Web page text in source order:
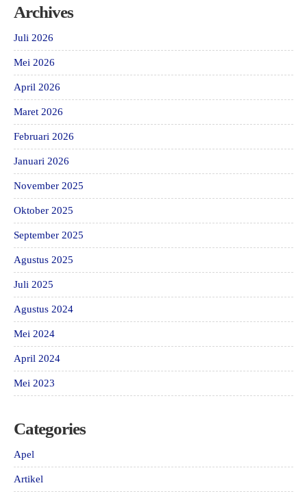
Archives
Juli 2026
Mei 2026
April 2026
Maret 2026
Februari 2026
Januari 2026
November 2025
Oktober 2025
September 2025
Agustus 2025
Juli 2025
Agustus 2024
Mei 2024
April 2024
Mei 2023
Categories
Apel
Artikel